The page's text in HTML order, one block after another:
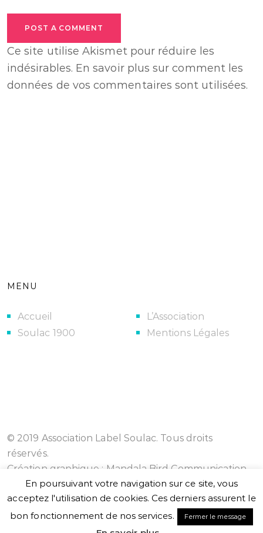
POST A COMMENT
Ce site utilise Akismet pour réduire les
indésirables. En savoir plus sur comment les
données de vos commentaires sont utilisées.
MENU
Accueil
Soulac 1900
L’Association
Mentions Légales
© 2019 Association Label Soulac. Tous droits
réservés.
Création graphique : Mandala Bird Communication
En poursuivant votre navigation sur ce site, vous
acceptez l'utilisation de cookies. Ces derniers assurent le
bon fonctionnement de nos services.
Fermer le message